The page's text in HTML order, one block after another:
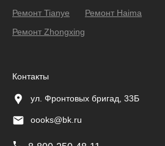
Ремонт Tianye
Ремонт Zhongxing
Ремонт Haima
Контакты
ул. Фронтовых бригад, 33Б
oooks@bk.ru